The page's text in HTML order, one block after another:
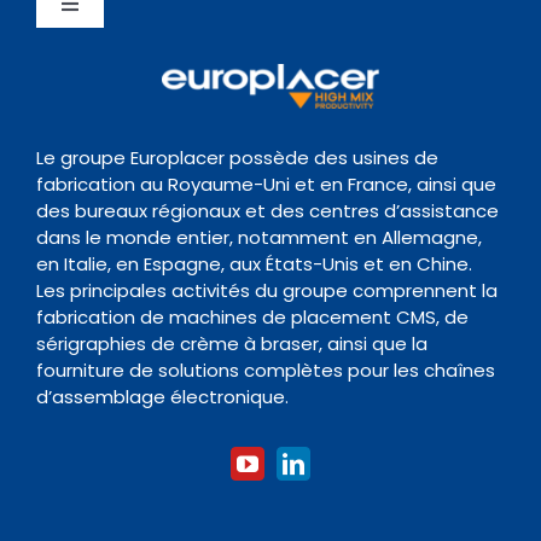
Four de Refusion
Nettoyage
Accessoires
Contact
News Hub
Toggle
Centre de Support
Documentation
Organisme de formation
Le groupe Europlacer possède des usines de
fabrication au Royaume-Uni et en France, ainsi que
des bureaux régionaux et des centres d’assistance
dans le monde entier, notamment en Allemagne,
en Italie, en Espagne, aux États-Unis et en Chine.
Les principales activités du groupe comprennent la
fabrication de machines de placement CMS, de
sérigraphies de crème à braser, ainsi que la
fourniture de solutions complètes pour les chaînes
d’assemblage électronique.